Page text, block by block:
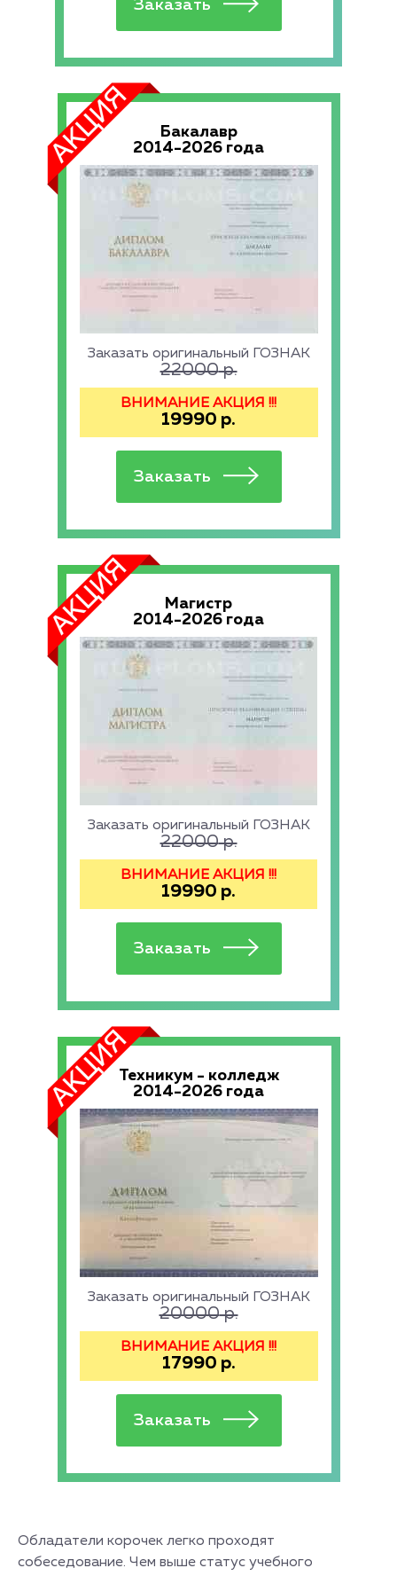
Бакалавр
2014-2026 года
Заказать оригинальный ГОЗНАК
22000р.
ВНИМАНИЕ АКЦИЯ !!!
19990 р.
Магистр
2014-2026 года
Заказать оригинальный ГОЗНАК
22000р.
ВНИМАНИЕ АКЦИЯ !!!
19990 р.
Техникум - колледж
2014-2026 года
Заказать оригинальный ГОЗНАК
20000р.
ВНИМАНИЕ АКЦИЯ !!!
17990 р.
Обладатели корочек легко проходят
собеседование. Чем выше статус учебного